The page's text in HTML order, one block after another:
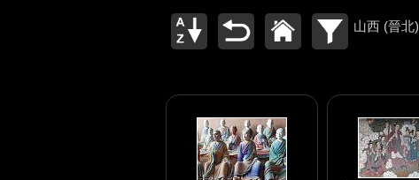
山西 (晉北)